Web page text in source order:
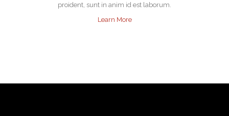
proident, sunt in anim id est laborum.
Learn More